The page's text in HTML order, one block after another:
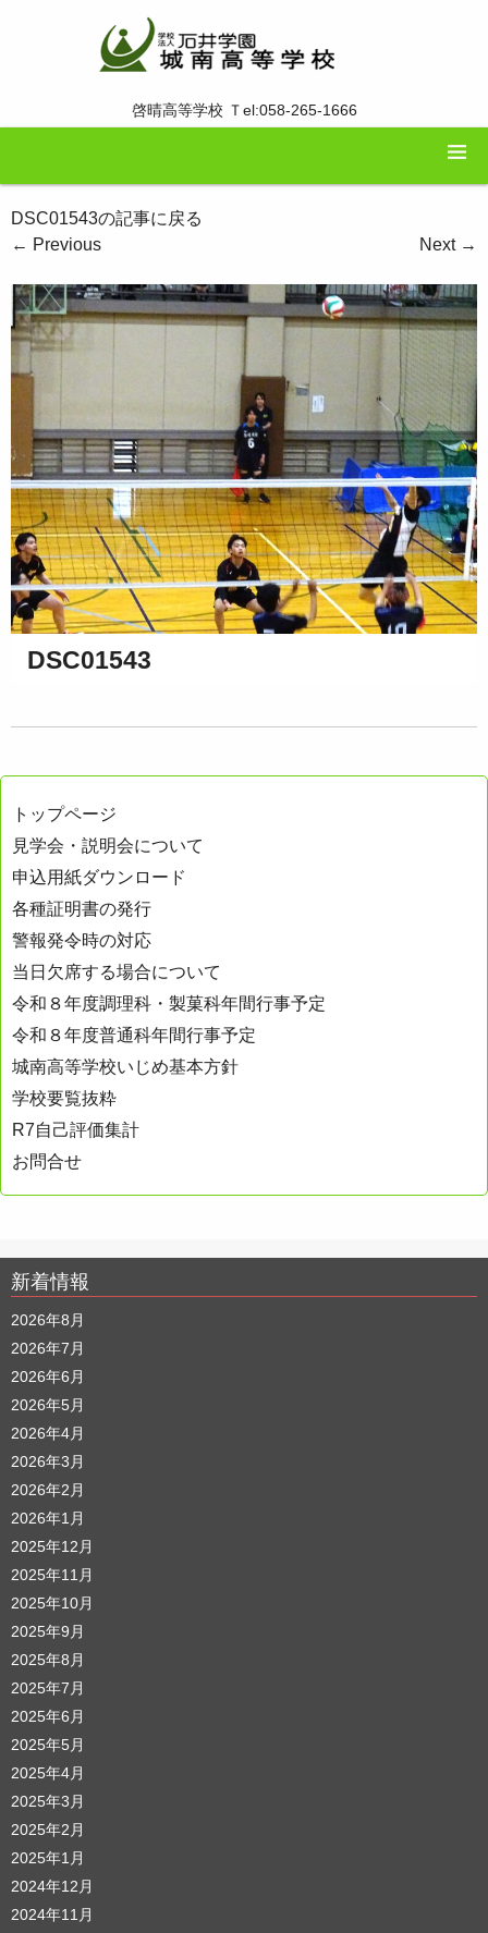
啓晴高等学校 Ｔel:058-265-1666
DSC01543の記事に戻る
← Previous Next →
DSC01543
トップページ
見学会・説明会について
申込用紙ダウンロード
各種証明書の発行
警報発令時の対応
当日欠席する場合について
令和８年度調理科・製菓科年間行事予定
令和８年度普通科年間行事予定
城南高等学校いじめ基本方針
学校要覧抜粋
R7自己評価集計
お問合せ
新着情報
2026年8月
2026年7月
2026年6月
2026年5月
2026年4月
2026年3月
2026年2月
2026年1月
2025年12月
2025年11月
2025年10月
2025年9月
2025年8月
2025年7月
2025年6月
2025年5月
2025年4月
2025年3月
2025年2月
2025年1月
2024年12月
2024年11月